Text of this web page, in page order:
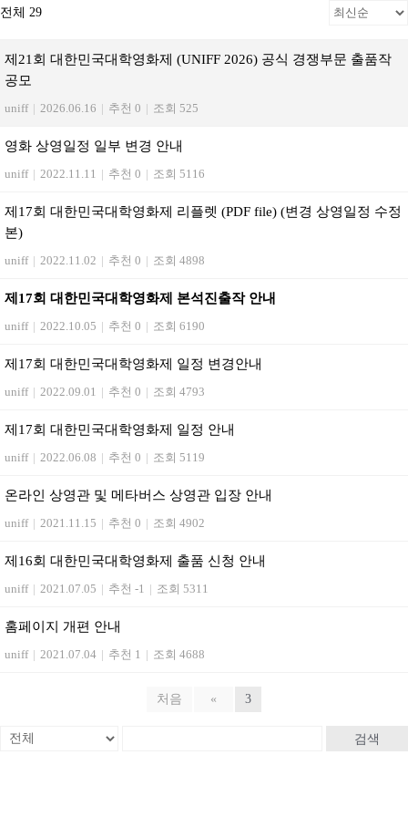
전체 29
제21회 대한민국대학영화제 (UNIFF 2026) 공식 경쟁부문 출품작
공모
uniff | 2026.06.16 | 추천 0 | 조회 525
영화 상영일정 일부 변경 안내
uniff | 2022.11.11 | 추천 0 | 조회 5116
제17회 대한민국대학영화제 리플렛 (PDF file) (변경 상영일정 수정
본)
uniff | 2022.11.02 | 추천 0 | 조회 4898
제17회 대한민국대학영화제 본석진출작 안내
uniff | 2022.10.05 | 추천 0 | 조회 6190
제17회 대한민국대학영화제 일정 변경안내
uniff | 2022.09.01 | 추천 0 | 조회 4793
제17회 대한민국대학영화제 일정 안내
uniff | 2022.06.08 | 추천 0 | 조회 5119
온라인 상영관 및 메타버스 상영관 입장 안내
uniff | 2021.11.15 | 추천 0 | 조회 4902
제16회 대한민국대학영화제 출품 신청 안내
uniff | 2021.07.05 | 추천 -1 | 조회 5311
홈페이지 개편 안내
uniff | 2021.07.04 | 추천 1 | 조회 4688
처음 « 3
검색